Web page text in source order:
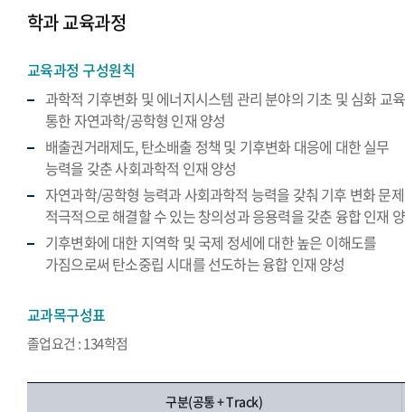
학과 교육과정
교육과정 구성원칙
과학적 기후변화 및 에너지시스템 관리 분야의 기초 및 심화 교
통한 자연과학/공학형 인재 양성
배출권거래제도, 탄소배출 정책 및 기후변화 대응에 대한 실무
능력을 갖춘 사회과학적 인재 양성
자연과학/공학형 능력과 사회과학적 능력을 갖춰 기후 변화 문
적극적으로 해결할 수 있는 창의성과 응용력을 갖춘 융합 인재
기후변화에 대한 지역학 및 국제 정세에 대한 높은 이해도를
가짐으로써 탄소중립 시대를 선도하는 융합 인재 양성
교과목구성표
졸업요건 : 134학점
구분(공통 + Track)